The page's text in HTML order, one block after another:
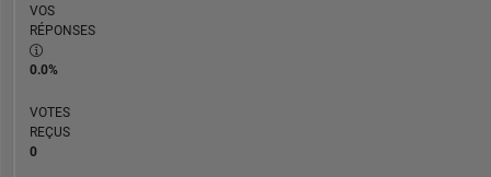
VOS
RÉPONSES
0.0%
VOTES
REÇUS
0